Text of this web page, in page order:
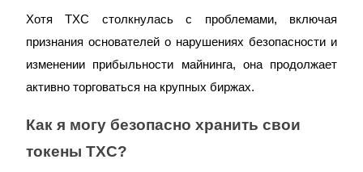
До 65% комиссии!
Хотя TXC столкнулась с проблемами, включая
признания основателей о нарушениях безопасности и
изменении прибыльности майнинга, она продолжает
активно торговаться на крупных биржах.
Как я могу безопасно хранить свои
токены TXC?